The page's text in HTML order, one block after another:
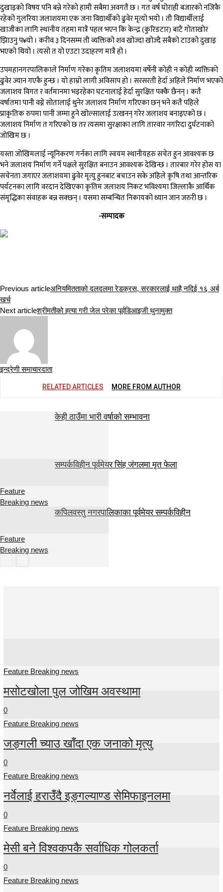
दुखाइको विषय पनि बन्ने गरेको हामी सबैमा अवगतै छ । गत वर्ष घोराही बजारको नजिकै
रहेको गुलरिया जलाशयमा एक जना विद्यार्थीको ढुवेर मृत्यो भयो । ती विद्यार्थीलाई
खाजीका लागि स्थानीय तहमा मात्रै पहल भएन कि केन्द्र (कुरिङटार) बाटै गोताखोर
झिाउनु प¥यो । करीव ३ दिनसम्म ती व्यक्तिको शव खोज्दा खोज्दै सबैको टाउको दुखाइ
भएको थियो । त्यसो त यो एउटा उदाहरण मात्रै हो ।
उपमहानगरपालिकाले निर्माण गरेका कृतिम जलाशयमा वर्षेनी कोही न कोही व्यक्तिको
ढुवेर ज्यान गएकै हुन्छ । यो हाम्रो लागी अविसाप हो । सरसरती हेर्दा अहिले निर्माण भएको
जलाशय विगत र वर्तमानमा भइरहेका घटनालाई हेर्दा सुरक्षित पक्कै छैनन् । कतै
वर्षातमा पानी वग्ने सोतालाई थुनेर जलाशय निर्माण गरिएका छन् भने कतै पहिले
प्राकृतिक रुपमा पानी जम्मा हुने खोल्सालाई उत्खनन् गरेर जलाशय बनाइएको छ ।
जलाशय निर्माण त गरिएको छ तर त्यसमा सुरक्षाका लागि तारवार नगरिदा दुर्घटनाको
जोखिम छ ।
यस्ता जोखिमलाई न्यूनिकरण गर्नका लागि स्वयम स्थानीयहरु सचेत हुन आवश्यक छ
भने जलाशय निर्माण गर्ने पक्षले सुरक्षित बनाउन आवश्यक देखिन्छ । तारबार गरेर होस या
सचेनता जगाएर जलाशयमा ढुवेर मृत्यु हुनबाट बचाउन सके अहिले कृषि तथा आन्तरिक
पर्यटनका लागि वरदान देखिएका कृतिम जलाशय निकट भविश्यमा जिल्लाकै आर्थिक
संमृद्धिका संवाहक बन्न सक्छन् । यसमा सम्बन्धित निकायको ध्यान जान जरुरी छ ।
-सम्पादक
Previous articleअनियमितताको दलदलमा रेडक्रस, सरकारलाई थाहै नदिई १६ अर्ब
खर्च
Next articleश्रीमतीको हत्या गरी जेल परेका पूर्वडिआइजी थुनामुक्त
इन्द्रेणी समाचारदाता
RELATED ARTICLES MORE FROM AUTHOR
Feature
Breaking news
केही ठाउँमा भारी वर्षाको सम्भावना
Feature
Breaking news
सम्पर्कविहीन पूर्वमेयर सिंह जंगलमा मृत फेला
कपिलवस्तु नगरपालिकाका पूर्वमेयर सम्पर्कविहीन
Feature Breaking news
मसोटखोला पुल जोखिम अवस्थामा
0
Feature Breaking news
जङ्गली च्याउ खाँदा एक जनाको मृत्यु
0
Feature Breaking news
नर्वेलाई हराउँदै इङ्गल्याण्ड सेमिफाइनलमा
0
Feature Breaking news
मेसी बने विश्वकपकै सर्वाधिक गोलकर्ता
0
Feature Breaking news